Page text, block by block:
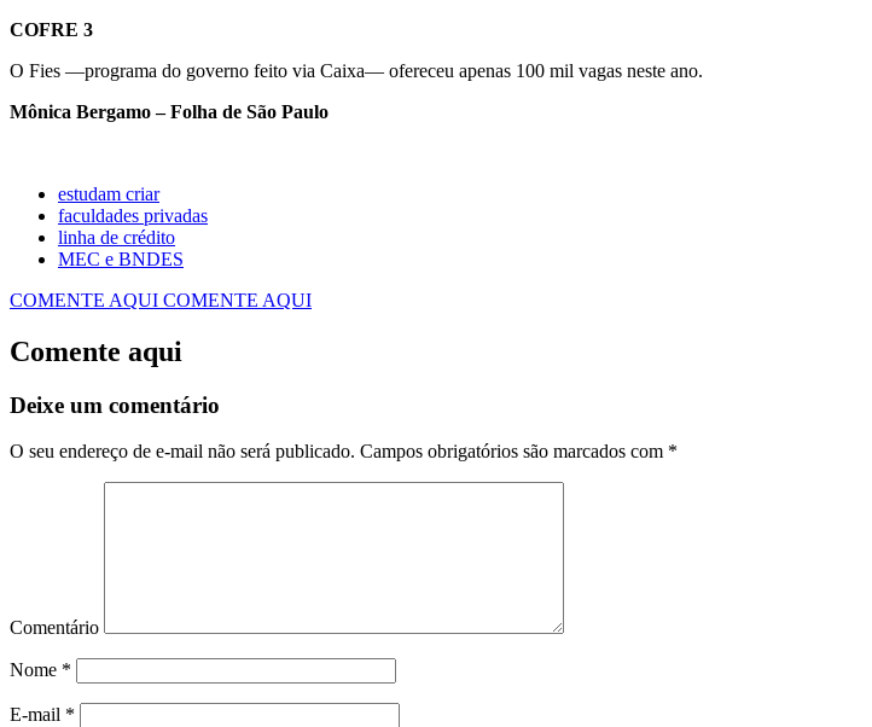
COFRE 3
O Fies —programa do governo feito via Caixa— ofereceu apenas 100 mil vagas neste ano.
Mônica Bergamo – Folha de São Paulo
estudam criar
faculdades privadas
linha de crédito
MEC e BNDES
COMENTE AQUI COMENTE AQUI
Comente aqui
Deixe um comentário
O seu endereço de e-mail não será publicado. Campos obrigatórios são marcados com *
Comentário
Nome *
E-mail *